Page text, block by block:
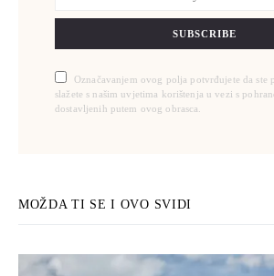
SUBSCRIBE
Označavanjem ovog polja potvrđujete da ste
slažete s našim uvjetima korištenja u vezi s
dostavljenih putem ovog obrasca.
MOŽDA TI SE I OVO SVIDI